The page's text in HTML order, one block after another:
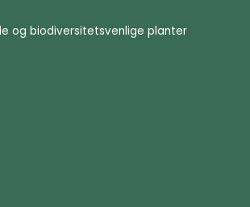
og biodiversitetsvenlige planter